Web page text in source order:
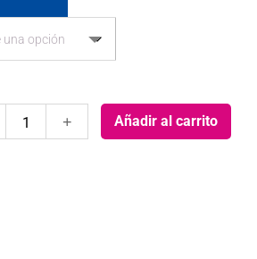
Aceite Añadir al carrito